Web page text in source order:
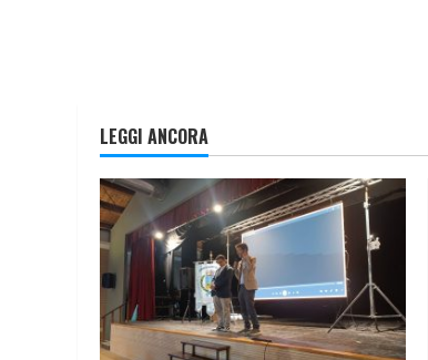
LEGGI ANCORA